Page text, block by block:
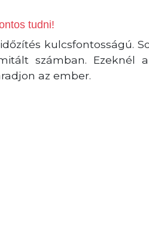
tudni!
kulcsfontosságú.
számban. Ezeknél
az ember.